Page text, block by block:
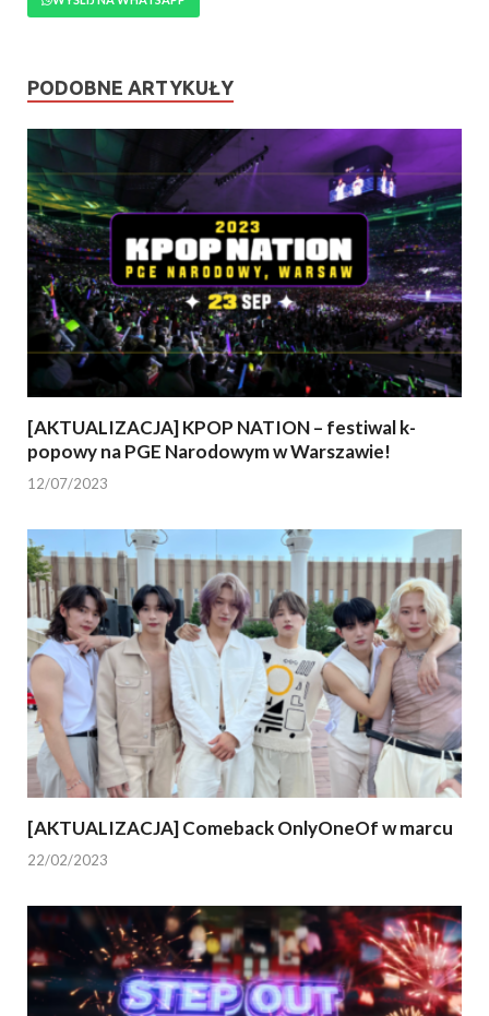
PODOBNE ARTYKUŁY
[AKTUALIZACJA] KPOP NATION – festiwal k-
popowy na PGE Narodowym w Warszawie!
12/07/2023
[AKTUALIZACJA] Comeback OnlyOneOf w marcu
22/02/2023